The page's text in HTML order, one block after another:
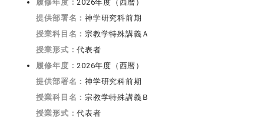
履修年度：2026年度（西暦）
提供部署名：神学研究科前期
授業科目名：宗教学特殊講義Ａ
授業形式：代表者
履修年度：2026年度（西暦）
提供部署名：神学研究科前期
授業科目名：宗教学特殊講義Ｂ
授業形式：代表者